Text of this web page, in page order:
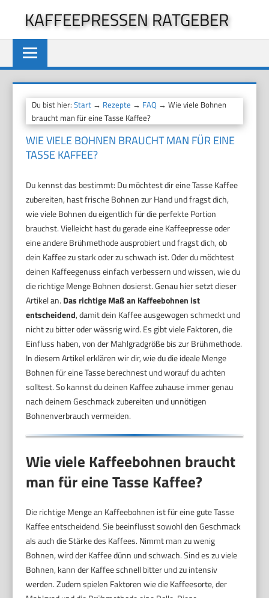
springen
KAFFEEPRESSEN RATGEBER
Du bist hier:Start → Rezepte → FAQ → Wie viele Bohnen
braucht man für eine Tasse Kaffee?
WIE VIELE BOHNEN BRAUCHT MAN FÜR EINE
TASSE KAFFEE?
Du kennst das bestimmt: Du möchtest dir eine Tasse Kaffee
zubereiten, hast frische Bohnen zur Hand und fragst dich,
wie viele Bohnen du eigentlich für die perfekte Portion
brauchst. Vielleicht hast du gerade eine Kaffeepresse oder
eine andere Brühmethode ausprobiert und fragst dich, ob
dein Kaffee zu stark oder zu schwach ist. Oder du möchtest
deinen Kaffeegenuss einfach verbessern und wissen, wie du
die richtige Menge Bohnen dosierst. Genau hier setzt dieser
Artikel an. Das richtige Maß an Kaffeebohnen ist
entscheidend, damit dein Kaffee ausgewogen schmeckt und
nicht zu bitter oder wässrig wird. Es gibt viele Faktoren, die
Einfluss haben, von der Mahlgradgröße bis zur Brühmethode.
In diesem Artikel erklären wir dir, wie du die ideale Menge
Bohnen für eine Tasse berechnest und worauf du achten
solltest. So kannst du deinen Kaffee zuhause immer genau
nach deinem Geschmack zubereiten und unnötigen
Bohnenverbrauch vermeiden.
Wie viele Kaffeebohnen braucht
man für eine Tasse Kaffee?
Die richtige Menge an Kaffeebohnen ist für eine gute Tasse
Kaffee entscheidend. Sie beeinflusst sowohl den Geschmack
als auch die Stärke des Kaffees. Nimmt man zu wenig
Bohnen, wird der Kaffee dünn und schwach. Sind es zu viele
Bohnen, kann der Kaffee schnell bitter und zu intensiv
werden. Zudem spielen Faktoren wie die Kaffeesorte, der